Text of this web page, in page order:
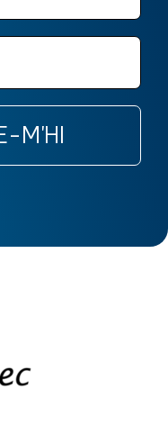
M'HI